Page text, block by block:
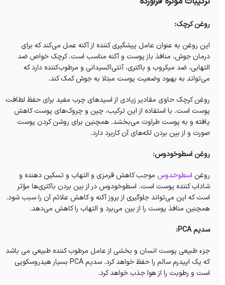
روغن کرچک:
این روغن به عنوان عامل پیشگیری کننده از آکنه عمل می‌کند که برای
درمان جوش، منافذ باز پوست و آکنه مناسب است. کرچک خواص ضد
التهابی، ضد میکروب و باکتری، آنتی‌اکسیدانی و مرطوب‌کننده دارد که
می‌تواند به بهبود وضعیت پوست مبتلا به جوش کمک کند.
روغن کرچک حاوی مقادیر زیادی از اسیدهای چرب مفید برای حفظ لطافت
پوست است. با استفاده از این ترکیب، چین و چروک‌های پوست کاهش
یافته و به پوست طراوت می‌بخشد. همچنین برای روشن کردن پوست
صورت و از بین بردن لکه‌های آن کاربرد دارد.
روغن اسطوخودوس:
روغن اسطوخدوس موجب کاهش قرمزی و التهاب و تسکین دهنده و
شاداب کننده پوست است. اسطوخودوس در از بین بردن باکتری‌ها مؤثر
است که این می‌تواند جلوگیری از بروز آکنه و کاهش علائم آن را سبب شود.
همچنین منافذ پوست را از بین می‌برد و التهاب را کاهش می‌دهد.
سدیم PCA:
جزء طبیعی پوست انسان و بخشی از عامل مرطوب کننده طبیعی می باشد
که یک اپیدرم سالم را حفظ خواهد کرد. سدیم PCA بسیار هیدروسکوپی
است و رطوبت را از هوا جذب خواهد کرد.